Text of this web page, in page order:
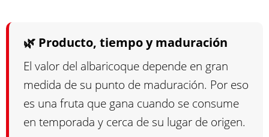
🌿 Producto, tiempo y maduración
El valor del albaricoque depende en gran
medida de su punto de maduración. Por eso
es una fruta que gana cuando se consume
en temporada y cerca de su lugar de origen.